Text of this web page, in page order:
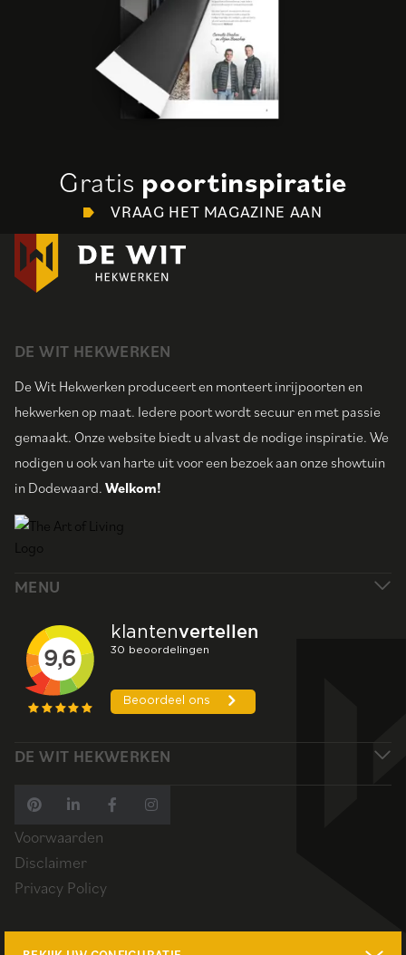
Gratis poortinspiratie
VRAAG HET MAGAZINE AAN
DE WIT HEKWERKEN
De Wit Hekwerken produceert en monteert inrijpoorten en
hekwerken op maat. Iedere poort wordt secuur en met passie
gemaakt. Onze website biedt u alvast de nodige inspiratie. We
nodigen u ook van harte uit voor een bezoek aan onze showtuin
in Dodewaard. Welkom!
MENU
DE WIT HEKWERKEN
Voorwaarden
Disclaimer
Privacy Policy